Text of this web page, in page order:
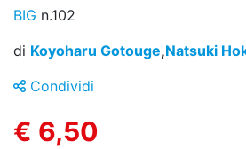
BIG n.102
di Koyoharu Gotouge,Natsuki
Condividi
€ 6,50